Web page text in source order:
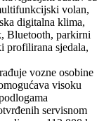
volan,
digitalna klima,
Bluetooth, parkirni
profilirana sjedala,
vozne osobine
visoku
servisnom